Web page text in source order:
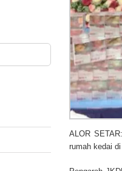
ALOR
rumah kedai